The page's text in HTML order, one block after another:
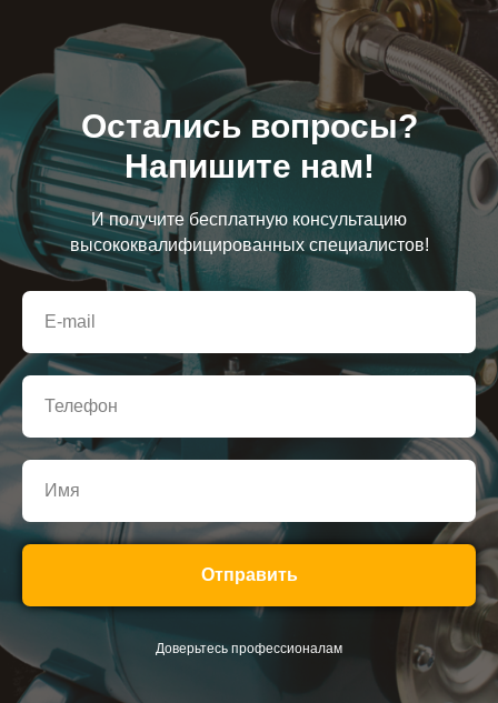
Остались вопросы?
Напишите нам!
И получите бесплатную консультацию
высококвалифицированных специалистов!
Отправить
Доверьтесь профессионалам